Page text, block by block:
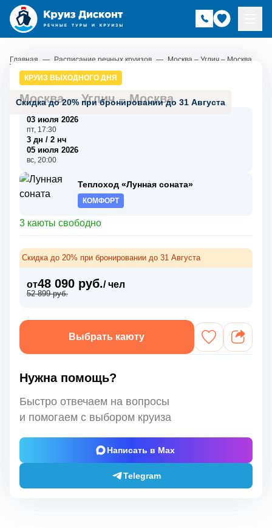
Главная — Расписание речных круизов — Москва – Углич – Москва
Скидка до 20% при бронировании до 31 Августа
КРУИЗ ВЫХОДНОГО ДНЯ
Москва –Углич–Москва
03 июля 2026
пт, 17:30
3 дн / 2 нч
05 июля 2026
вс, 20:00
Теплоход «Лунная соната»
КОМФОРТ
3 каюты свободно
Скидка до 20% при бронировании до 31 Августа
от48 090 руб./ чел
52 899 руб.
Выбрать каюту
Нужна помощь?
Быстро отвечаем на вопросы
и помогаем с выбором круиза
Написать в Max
Telegram